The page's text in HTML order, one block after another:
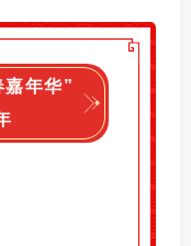
年华”